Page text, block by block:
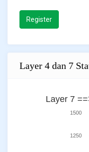
Register
Layer 4 dan 7
Layer 7
1250
1500